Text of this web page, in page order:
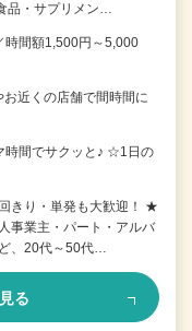
品・サプリメン…
時間額1,500円～5,000
近くの店舗で間時間に
時間でサクッと♪ ☆1日の
きり・単発も大歓迎！ ★
事業主・パート・アルバ
、20代～50代…
る